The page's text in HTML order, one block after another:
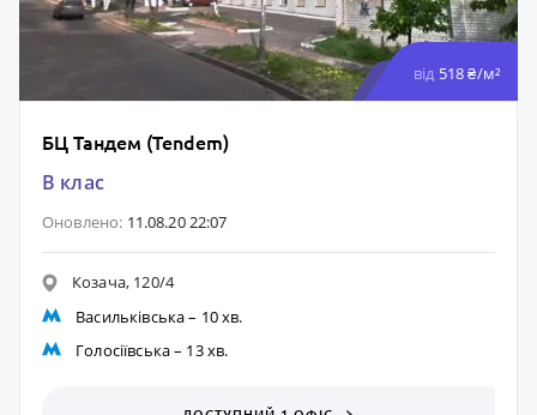
від 518 ₴/м²
БЦ Тандем (Tendem)
B клас
Оновлено: 11.08.20 22:07
Козача, 120/4
Васильківська– 10 хв.
Голосіївська– 13 хв.